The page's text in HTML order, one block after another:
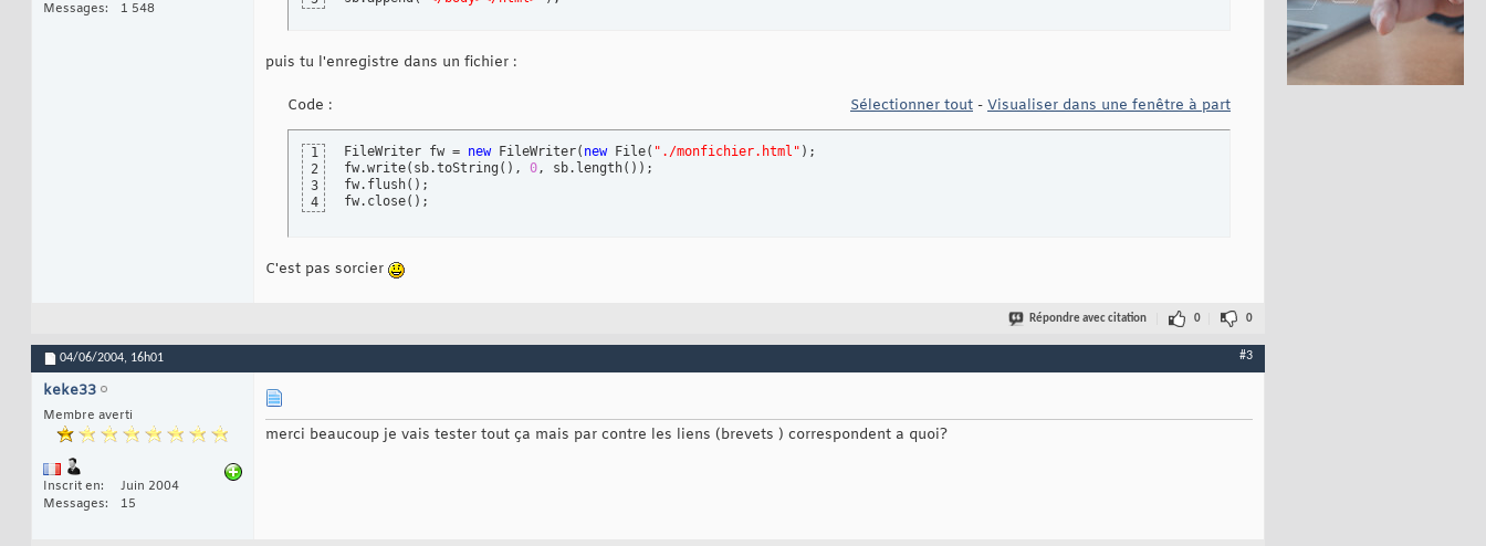
Messages
1 548
puis tu l'enregistre dans un fichier :
Code : Sélectionner tout - Visualiser dans une fenêtre à part
1
2
3
4
FileWriter fw = new FileWriter( new File( "./monfichier.html" ) ;
fw.write( sb.toString ( ) , 0, sb.length( ) ) ;
fw.flush( ) ;
fw.close( ) ;
C'est pas sorcier
Répondre avec citation 0 0
04/06/2004, 16h01 #3
keke33
Membre averti
Inscrit en
Juin 2004
Messages
15
merci beaucoup je vais tester tout ça mais par contre les liens (brevets ) correspondent a quoi?